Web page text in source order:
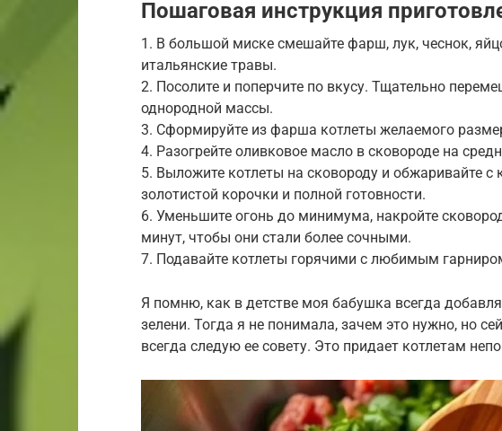
Пошаговая инструкция
1. В большой миске смешайте фарш, лук, чеснок,
итальянские травы.
2. Посолите и поперчите по вкусу. Тщательно
однородной массы.
3. Сформируйте из фарша котлеты желаемого
4. Разогрейте оливковое масло в сковороде на
5. Выложите котлеты на сковороду и обжаривайте
золотистой корочки и полной готовности.
6. Уменьшите огонь до минимума, накройте
минут, чтобы они стали более сочными.
7. Подавайте котлеты горячими с любимым
Я помню, как в детстве моя бабушка всегда
зелени. Тогда я не понимала, зачем это нужно, но
всегда следую ее совету. Это придает котлетам